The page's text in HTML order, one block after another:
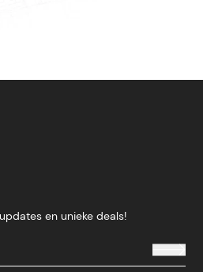
en unieke deals!